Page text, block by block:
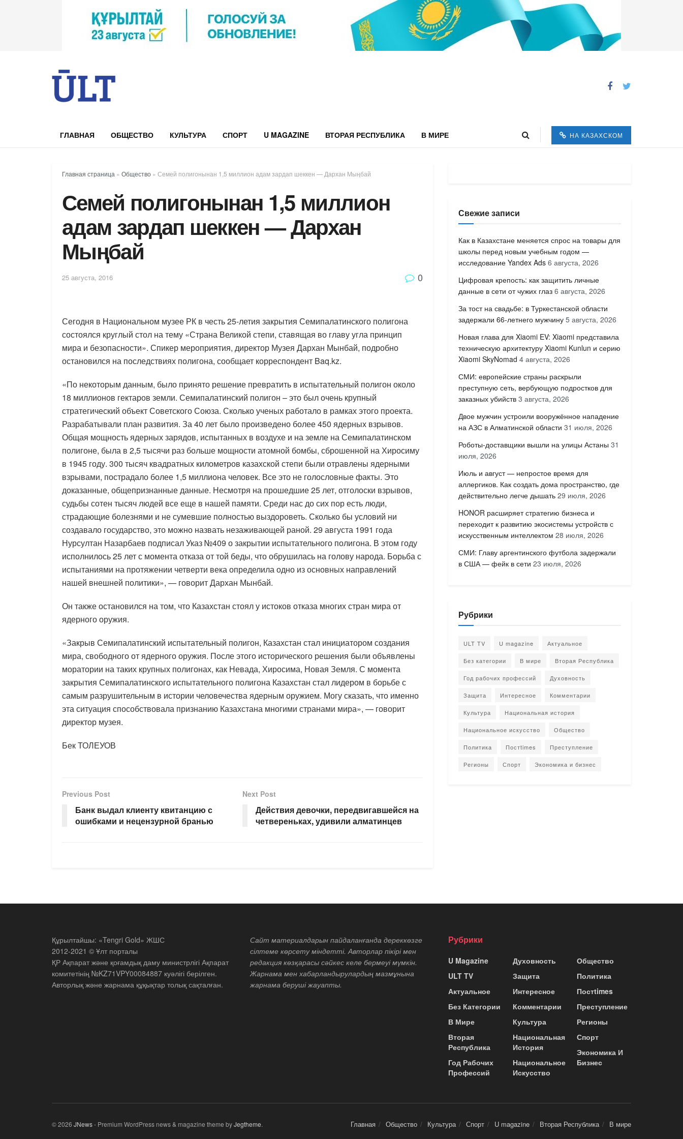
ГЛАВНАЯ ОБЩЕСТВО КУЛЬТУРА СПОРТ U MAGAZINE ВТОРАЯ РЕСПУБЛИКА В МИРЕ НА КАЗАХСКОМ
Главная страница » Общество » Семей полигонынан 1,5 миллион адам зардап шеккен — Дархан Мыңбай
Семей полигонынан 1,5 миллион
адам зардап шеккен — Дархан
Мыңбай
25 августа, 2016 0
Сегодня в Национальном музее РК в честь 25-летия закрытия Семипалатинского полигона
состоялся круглый стол на тему «Страна Великой степи, ставящая во главу угла принцип
мира и безопасности». Спикер мероприятия, директор Музея Дархан Мынбай, подробно
остановился на последствиях полигона, сообщает корреспондент Baq.kz.
«По некоторым данным, было принято решение превратить в испытательный полигон около
18 миллионов гектаров земли. Семипалатинский полигон – это был очень крупный
стратегический объект Советского Союза. Сколько ученых работало в рамках этого проекта.
Разрабатывали план развития. За 40 лет было произведено более 450 ядерных взрывов.
Общая мощность ядерных зарядов, испытанных в воздухе и на земле на Семипалатинском
полигоне, была в 2,5 тысячи раз больше мощности атомной бомбы, сброшенной на Хиросиму
в 1945 году. 300 тысяч квадратных километров казахской степи были отравлены ядерными
взрывами, пострадало более 1,5 миллиона человек. Все это не голословные факты. Это
доказанные, общепризнанные данные. Несмотря на прошедшие 25 лет, отголоски взрывов,
судьбы сотен тысяч людей все еще в нашей памяти. Среди нас до сих пор есть люди,
страдающие болезнями и не сумевшие полностью выздороветь. Сколько бы условий ни
создавало государство, это можно назвать незаживающей раной. 29 августа 1991 года
Нурсултан Назарбаев подписал Указ №409 о закрытии испытательного полигона. В этом году
исполнилось 25 лет с момента отказа от той беды, что обрушилась на голову народа. Борьба с
испытаниями на протяжении четверти века определила одно из основных направлений
нашей внешней политики», — говорит Дархан Мынбай.
Он также остановился на том, что Казахстан стоял у истоков отказа многих стран мира от
ядерного оружия.
«Закрыв Семипалатинский испытательный полигон, Казахстан стал инициатором создания
мира, свободного от ядерного оружия. После этого исторического решения были объявлены
моратории на таких крупных полигонах, как Невада, Хиросима, Новая Земля. С момента
закрытия Семипалатинского испытательного полигона Казахстан стал лидером в борьбе с
самым разрушительным в истории человечества ядерным оружием. Могу сказать, что именно
эта ситуация способствовала признанию Казахстана многими странами мира», — говорит
директор музея.
Бек ТОЛЕУОВ
Previous Post
Банк выдал клиенту квитанцию с
ошибками и нецензурной бранью
Next Post
Действия девочки, передвигавшейся на
четвереньках, удивили алматинцев
Свежие записи
Как в Казахстане меняется спрос на товары для
школы перед новым учебным годом —
исследование Yandex Ads 6 августа, 2026
Цифровая крепость: как защитить личные
данные в сети от чужих глаз 6 августа, 2026
За тост на свадьбе: в Туркестанской области
задержали 66-летнего мужчину 5 августа, 2026
Новая глава для Xiaomi EV: Xiaomi представила
техническую архитектуру Xiaomi Kunlun и серию
Xiaomi SkyNomad 4 августа, 2026
СМИ: европейские страны раскрыли
преступную сеть, вербующую подростков для
заказных убийств 3 августа, 2026
Двое мужчин устроили вооружённое нападение
на АЗС в Алматинской области 31 июля, 2026
Роботы-доставщики вышли на улицы Астаны 31
июля, 2026
Июль и август — непростое время для
аллергиков. Как создать дома пространство, где
действительно легче дышать 29 июля, 2026
HONOR расширяет стратегию бизнеса и
переходит к развитию экосистемы устройств с
искусственным интеллектом 28 июля, 2026
СМИ: Главу аргентинского футбола задержали
в США — фейк в сети 23 июля, 2026
Рубрики
ULT TV U magazine Актуальное
Без категории В мире Вторая Республика
Год рабочих профессий Духовность
Защита Интересное Комментарии
Культура Национальная история
Национальное искусство Общество
Политика Постtimes Преступление
Регионы Спорт Экономика и бизнес
Құрылтайшы: «Tengri Gold» ЖШС
2012-2021 © Ұлт порталы
ҚР Ақпарат және қоғамдық даму министрлігі Ақпарат
комитетінің №KZ71VPY00084887 куәлігі берілген.
Авторлық және жарнама құқықтар толық сақталған.
Сайт материалдарын пайдаланғанда дереккөзге
сілтеме көрсету міндетті. Авторлар пікірі мен
редакция көзқарасы сәйкес келе бермеуі мүмкін.
Жарнама мен хабарландырулардың мазмұнына
жарнама беруші жауапты.
Рубрики
U Magazine
ULT TV
Актуальное
Без Категории
В Мире
Вторая
Республика
Год Рабочих
Профессий
Духовность
Защита
Интересное
Комментарии
Культура
Национальная
История
Национальное
Искусство
Общество
Политика
Постtimes
Преступление
Регионы
Спорт
Экономика И
Бизнес
Главная Общество Культура Спорт U magazine Вторая Республика В мире
© 2026 JNews- Premium WordPress news & magazine theme byJegtheme.